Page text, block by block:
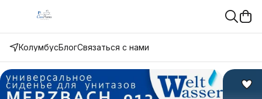
КолумбусБлогСвязаться с нами